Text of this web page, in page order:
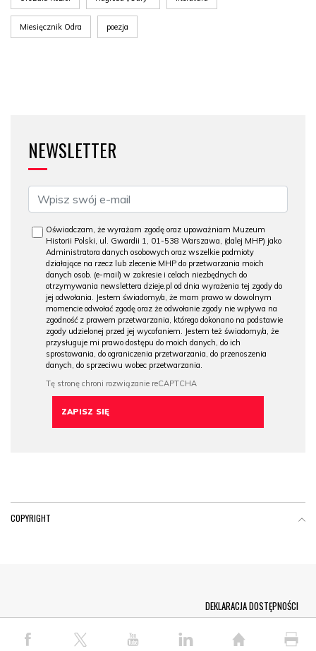
Miesięcznik Odra poezja
NEWSLETTER
Oświadczam, że wyrażam zgodę oraz upoważniam Muzeum
Historii Polski, ul. Gwardii 1, 01-538 Warszawa, (dalej MHP) jako
Administratora danych osobowych oraz wszelkie podmioty
działające na rzecz lub zlecenie MHP do przetwarzania moich
danych osob. (e-mail) w zakresie i celach niezbędnych do
otrzymywania newslettera dzieje.pl od dnia wyrażenia tej zgody do
jej odwołania. Jestem świadomy/a, że mam prawo w dowolnym
momencie odwołać zgodę oraz że odwołanie zgody nie wpływa na
zgodność z prawem przetwarzania, którego dokonano na podstawie
zgody udzielonej przed jej wycofaniem. Jestem też świadomy/a, że
przysługuje mi prawo dostępu do moich danych, do ich
sprostowania, do ograniczenia przetwarzania, do przenoszenia
danych, do sprzeciwu wobec przetwarzania.
COPYRIGHT
© COPYRIGHT PAP 2026
DEKLARACJA DOSTĘPNOŚCI